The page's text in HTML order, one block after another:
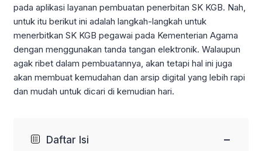
pada aplikasi layanan pembuatan penerbitan SK KGB. Nah,
untuk itu berikut ini adalah langkah-langkah untuk
menerbitkan SK KGB pegawai pada Kementerian Agama
dengan menggunakan tanda tangan elektronik. Walaupun
agak ribet dalam pembuatannya, akan tetapi hal ini juga
akan membuat kemudahan dan arsip digital yang lebih rapi
dan mudah untuk dicari di kemudian hari.
Daftar Isi −